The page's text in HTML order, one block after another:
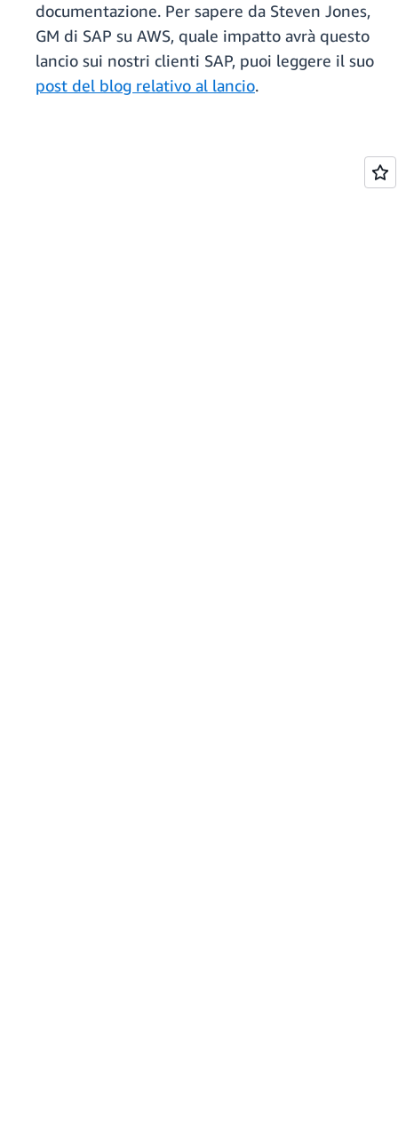
documentazione. Per sapere da Steven Jones,
GM di SAP su AWS, quale impatto avrà questo
lancio sui nostri clienti SAP, puoi leggere il suo
post del blog relativo al lancio.